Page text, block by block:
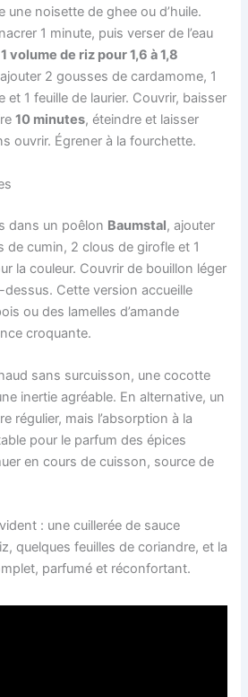
une noisette de ghee ou d’huile.
1 minute, puis verser de l’eau
1 volume de riz pour 1,6 à 1,8
ajouter 2 gousses de cardamome, 1
1 feuille de laurier. Couvrir, baisser
10 minutes, éteindre et laisser
ouvrir. Égrener à la fourchette.
dans un poêlon Baumstal, ajouter
de cumin, 2 clous de girofle et 1
la couleur. Couvrir de bouillon léger
Cette version accueille
ou des lamelles d’amande
croquante.
sans surcuisson, une cocotte
inertie agréable. En alternative, un
régulier, mais l’absorption à la
pour le parfum des épices
en cours de cuisson, source de
: une cuillerée de sauce
quelques feuilles de coriandre, et la
parfumé et réconfortant.